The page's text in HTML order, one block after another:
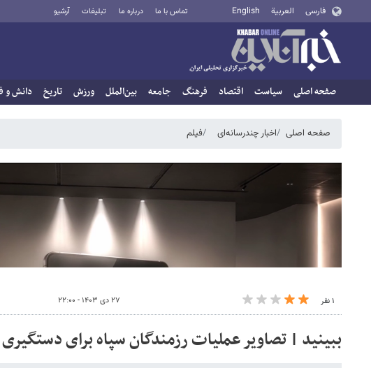
فارسی العربية English تماس با ما درباره ما تبلیغات آرشیو
صفحه اصلی سیاست اقتصاد فرهنگ جامعه بین‌الملل ورزش تاریخ دانش و
صفحه اصلی اخبار چندرسانه‌ای فیلم
۱ نفر ۲۷ دی ۱۴۰۳ - ۲۲:۰۰
ببینید | تصاویر عملیات رزمندگان سپاه برای دستگیری ۱۵ تروریست